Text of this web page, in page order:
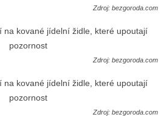
Zdroj: bezgoroda.com
Zdroj: bezgoroda.com
Zdroj: bezgoroda.com